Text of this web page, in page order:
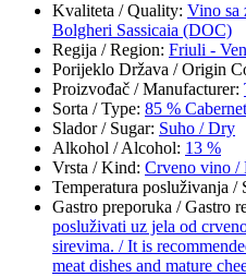
Kvaliteta / Quality: Vino sa
Bolgheri Sassicaia (DOC)
Regija / Region: Friuli -
Porijeklo Država / Origin
Proizvođač / Manufacturer:
Sorta / Type: 85 %
Slador / Sugar: Suho / Dry
Alkohol / Alcohol: 13 %
Vrsta / Kind: Crveno vino /
Temperatura posluživanja /
Gastro preporuka / Gastro
posluživati uz jela od
sirevima. / It is
meat dishes and mature